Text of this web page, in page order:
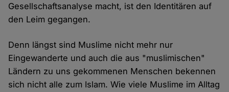
Gesellschaftsanalyse macht, ist den Identitären auf
den Leim gegangen.
Denn längst sind Muslime nicht mehr nur
Eingewanderte und auch die aus "muslimischen"
Ländern zu uns gekommenen Menschen bekennen
sich nicht alle zum Islam. Wie viele Muslime im Alltag